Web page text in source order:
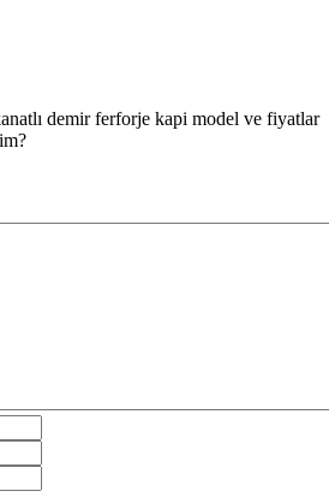
demir ferforje kapi model ve fiyatlar